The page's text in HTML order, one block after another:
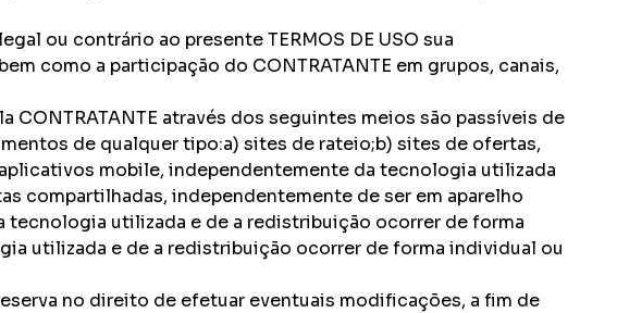
ou contrário ao presente TERMOS DE USO sua
como a participação do CONTRATANTE em grupos, canais,
através dos seguintes meios são passíveis de
de qualquer tipo:a) sites de rateio;b) sites de ofertas,
mobile, independentemente da tecnologia utilizada
compartilhadas, independentemente de ser em aparelho
utilizada e de a redistribuição ocorrer de forma
utilizada e de a redistribuição ocorrer de forma individual ou
no direito de efetuar eventuais modificações, a fim de